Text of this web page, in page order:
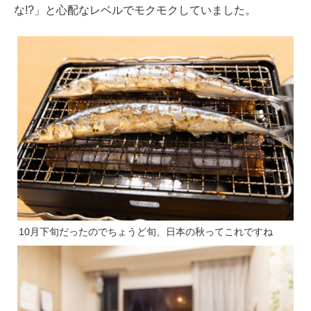
な!?」と心配なレベルでモクモクしていました。
10月下旬だったのでちょうど旬、日本の秋ってこれですね